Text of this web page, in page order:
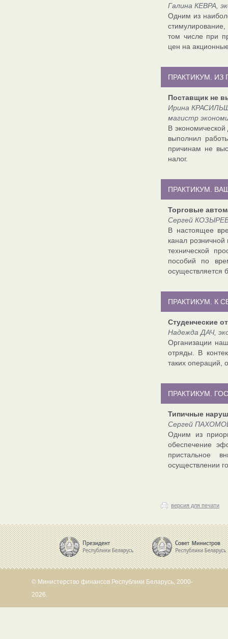
Галина КЕВРА,
Одним из
том числе при
цен на
ПРАКТИКУМ. ИЗ
Поставщик не
Ирина
магистр
В экономической
выполнил
причинам не
налог.
ПРАКТИКУМ.
Торговые
Сергей
В настоящее
канал
технической
пособий по
осуществляется
ПРАКТИКУМ. К
Студенческие
Надежда ДАЧ,
Организации
отряды. В
таких операций,
ПРАКТИКУМ.
Типичные
Сергей
Одним из
обеспечение
пристальное
осуществлении
версия для печати
© Министерство финансов Республики Беларусь, 2000-
2026.